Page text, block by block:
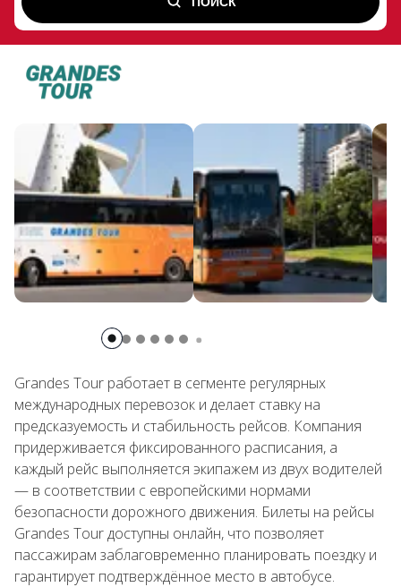
Grandes Tour работает в сегменте регулярных
международных перевозок и делает ставку на
предсказуемость и стабильность рейсов. Компания
придерживается фиксированного расписания, а
каждый рейс выполняется экипажем из двух водителей
— в соответствии с европейскими нормами
безопасности дорожного движения. Билеты на рейсы
Grandes Tour доступны онлайн, что позволяет
пассажирам заблаговременно планировать поездку и
гарантирует подтверждённое место в автобусе.